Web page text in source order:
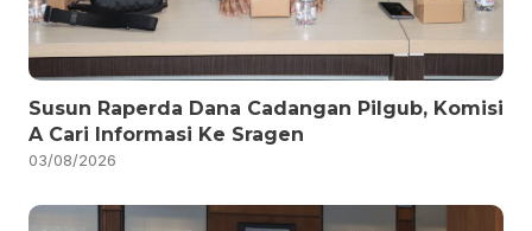
Susun Raperda Dana Cadangan Pilgub, Komisi
A Cari Informasi Ke Sragen
03/08/2026